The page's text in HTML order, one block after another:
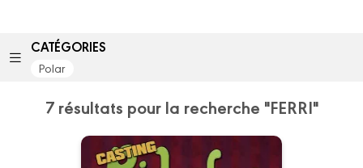
CATÉGORIES
Polar
7 résultats pour la recherche "FERRI"